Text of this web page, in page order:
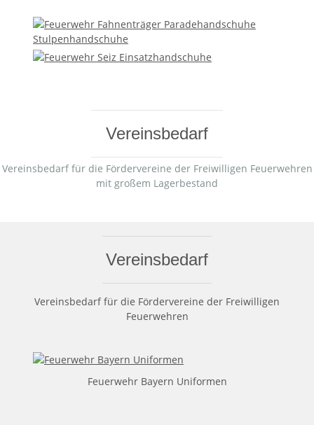
Vereinsbedarf
Vereinsbedarf für die Fördervereine der Freiwilligen Feuerwehren
mit großem Lagerbestand
Vereinsbedarf
Vereinsbedarf für die Fördervereine der Freiwilligen
Feuerwehren
Feuerwehr Bayern Uniformen